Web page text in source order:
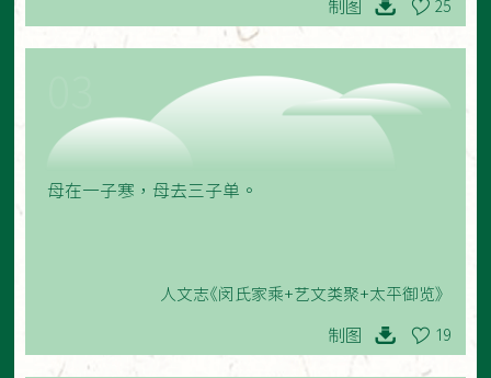
制图 25
母在一子寒，母去三子单。
人文志《闵氏家乘+艺文类聚+太平御览》
制图 19